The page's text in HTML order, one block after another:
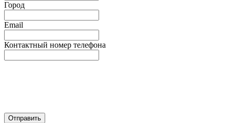
Город
Email
Контактный номер телефона